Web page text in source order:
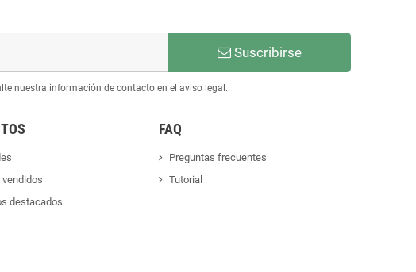
Suscribirse
nuestra información de contacto en el aviso legal.
destacados
FAQ
Preguntas frecuentes
Tutorial